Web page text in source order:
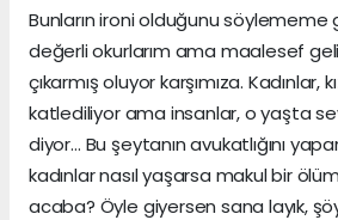
Bunların ironi olduğunu söylememe
değerli okurlarım ama maalesef
çıkarmış oluyor karşımıza. Kadınlar,
katlediliyor ama insanlar, o yaşta
diyor… Bu şeytanın avukatlığını
kadınlar nasıl yaşarsa makul bir
acaba? Öyle giyersen sana layık,